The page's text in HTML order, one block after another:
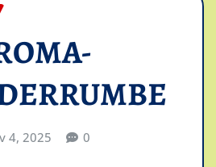
4, 2025 0